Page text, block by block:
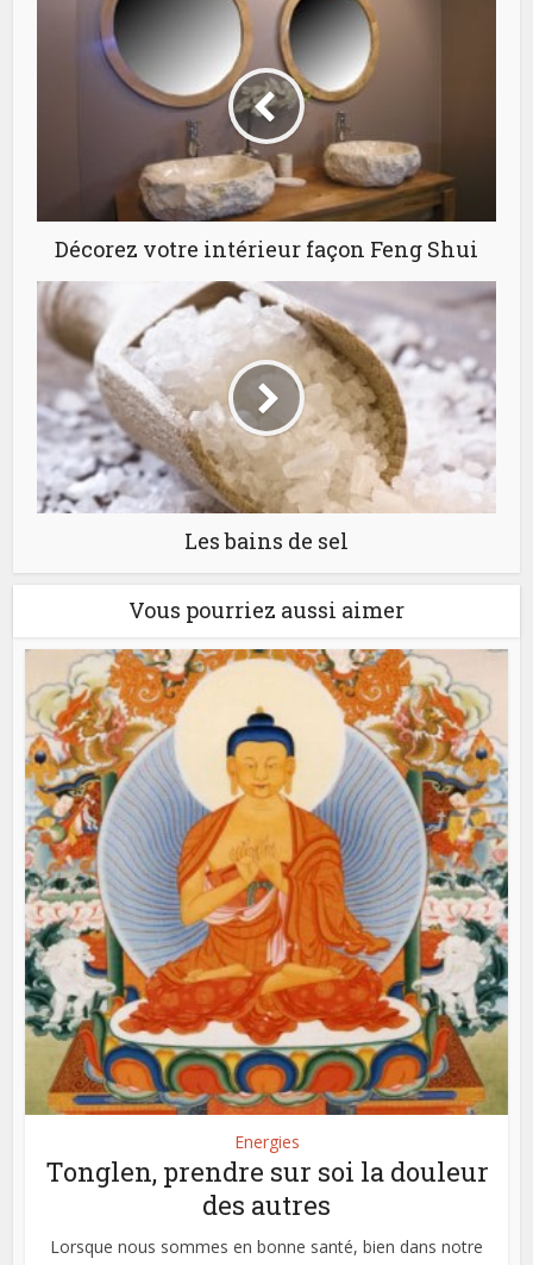
Décorez votre intérieur façon Feng Shui
Les bains de sel
Vous pourriez aussi aimer
Energies
Tonglen, prendre sur soi la douleur
des autres
Lorsque nous sommes en bonne santé, bien dans notre